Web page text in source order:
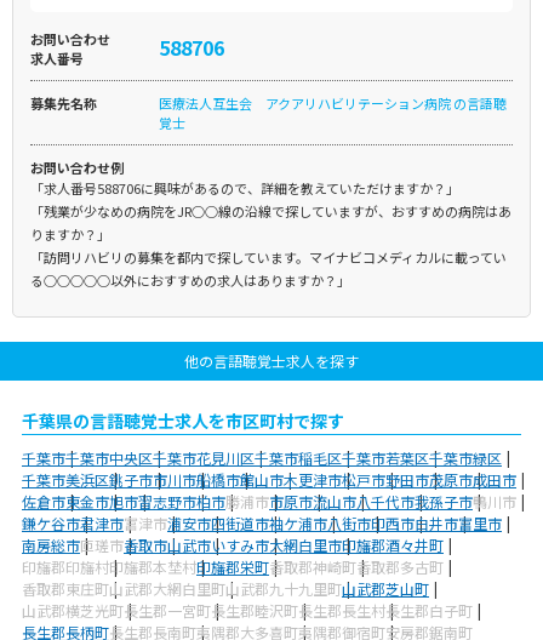
お問い合わせ
求人番号
588706
募集先名称
医療法人互生会 アクアリハビリテーション病院 の言語聴
覚士
お問い合わせ例
「求人番号588706に興味があるので、詳細を教えていただけますか？」
「残業が少なめの病院をJR○○線の沿線で探していますが、おすすめの病院はあ
りますか？」
「訪問リハビリの募集を都内で探しています。マイナビコメディカルに載ってい
る○○○○○以外におすすめの求人はありますか？」
他の言語聴覚士求人を探す
千葉県の言語聴覚士求人を市区町村で探す
千葉市千葉市中央区千葉市花見川区千葉市稲毛区千葉市若葉区千葉市緑区
千葉市美浜区銚子市市川市船橋市館山市木更津市松戸市野田市茂原市成田市
佐倉市東金市旭市習志野市柏市勝浦市市原市流山市八千代市我孫子市鴨川市
鎌ケ谷市君津市富津市浦安市四街道市袖ケ浦市八街市印西市白井市富里市
南房総市匝瑳市香取市山武市いすみ市大網白里市印旛郡酒々井町
印旛郡印旛村印旛郡本埜村印旛郡栄町香取郡神崎町香取郡多古町
香取郡東庄町山武郡大網白里町山武郡九十九里町山武郡芝山町
山武郡横芝光町長生郡一宮町長生郡睦沢町長生郡長生村長生郡白子町
長生郡長柄町長生郡長南町夷隅郡大多喜町夷隅郡御宿町安房郡鋸南町